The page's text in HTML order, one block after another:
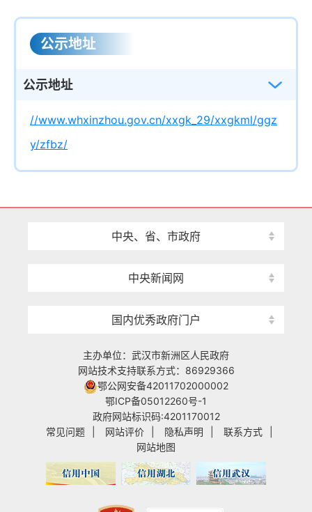
公示地址
公示地址
//www.whxinzhou.gov.cn/xxgk_29/xxgkml/ggz
y/zfbz/
中央、省、市政府
中央新闻网
国内优秀政府门户
主办单位：武汉市新洲区人民政府
网站技术支持联系方式：86929366
鄂公网安备42011702000002
鄂ICP备05012260号-1
政府网站标识码:4201170012
常见问题
网站评价 隐私声明 联系方式
网站地图